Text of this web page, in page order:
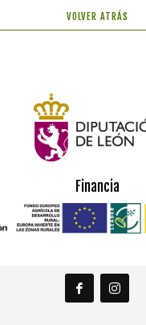
VOLVER ATRÁS
Financia